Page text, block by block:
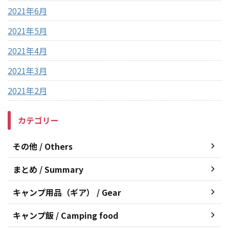
2021年6月
2021年5月
2021年4月
2021年3月
2021年2月
カテゴリー
その他 / Others
まとめ / Summary
キャンプ用品（ギア） / Gear
キャンプ飯 / Camping food